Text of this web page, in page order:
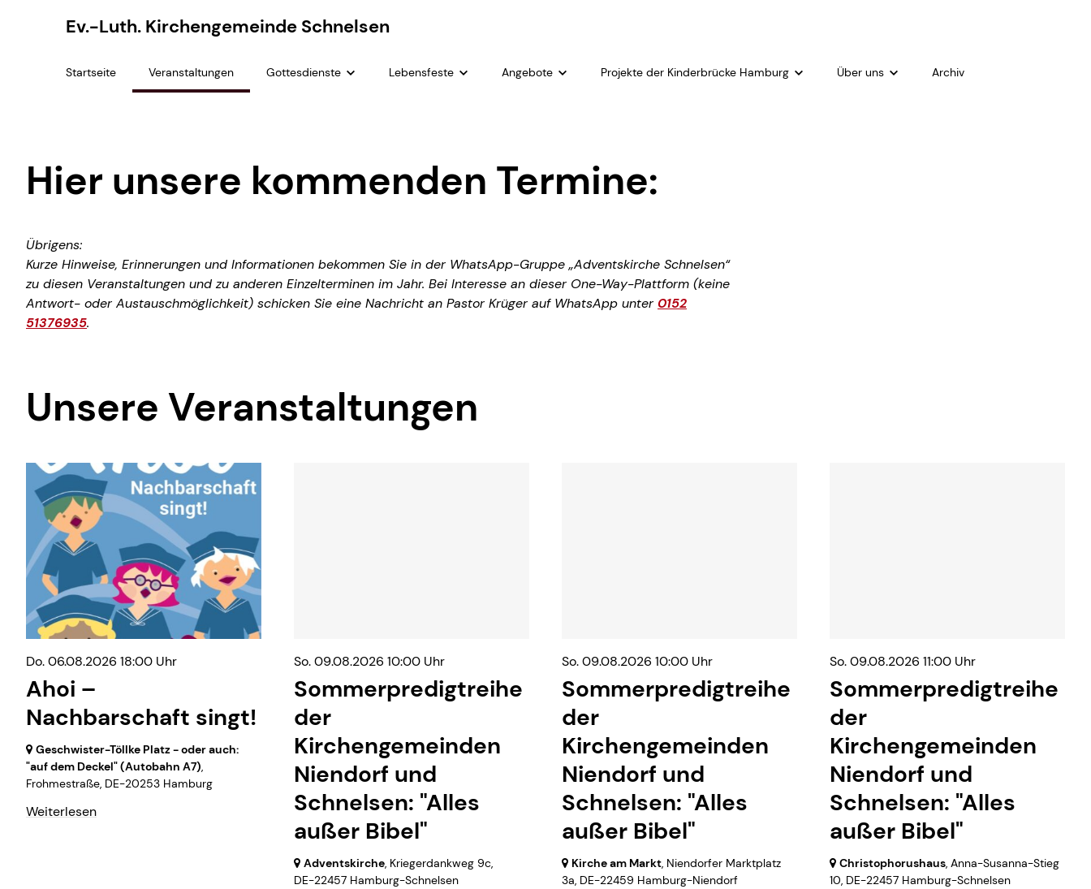
Ev.-Luth. Kirchengemeinde Schnelsen
Startseite Veranstaltungen Gottesdienste
Gottesdienste streamen
Lebensfeste Angebote
Kinder- und Jugendarbeit
Geflüchtete
Kleiderkammer
Projekte der Kinderbrücke Hamburg
Jobbrücke Schnelsen Zona De Promesas
Über uns Archiv
Hier unsere kommenden Termine:
Übrigens:
Kurze Hinweise, Erinnerungen und Informationen bekommen Sie in der WhatsApp-Gruppe „Adventskirche Schnelsen“
zu diesen Veranstaltungen und zu anderen Einzelterminen im Jahr. Bei Interesse an dieser One-Way-Plattform (keine
Antwort- oder Austauschmöglichkeit) schicken Sie eine Nachricht an Pastor Krüger auf WhatsApp unter 0152
51376935.
Unsere Veranstaltungen
Do. 06.08.2026 18:00 Uhr
Ahoi –
Nachbarschaft singt!
Geschwister-Töllke Platz - oder auch:
"auf dem Deckel" (Autobahn A7),
Frohmestraße, DE-20253 Hamburg
Weiterlesen
So. 09.08.2026 10:00 Uhr
Sommerpredigtreihe
der
Kirchengemeinden
Niendorf und
Schnelsen: "Alles
außer Bibel"
Adventskirche, Kriegerdankweg 9c,
DE-22457 Hamburg-Schnelsen
So. 09.08.2026 10:00 Uhr
Sommerpredigtreihe
der
Kirchengemeinden
Niendorf und
Schnelsen: "Alles
außer Bibel"
Kirche am Markt, Niendorfer Marktplatz
3a, DE-22459 Hamburg-Niendorf
So. 09.08.2026 11:00 Uhr
Sommerpredigtreihe
der
Kirchengemeinden
Niendorf und
Schnelsen: "Alles
außer Bibel"
Christophorushaus, Anna-Susanna-Stieg
10, DE-22457 Hamburg-Schnelsen